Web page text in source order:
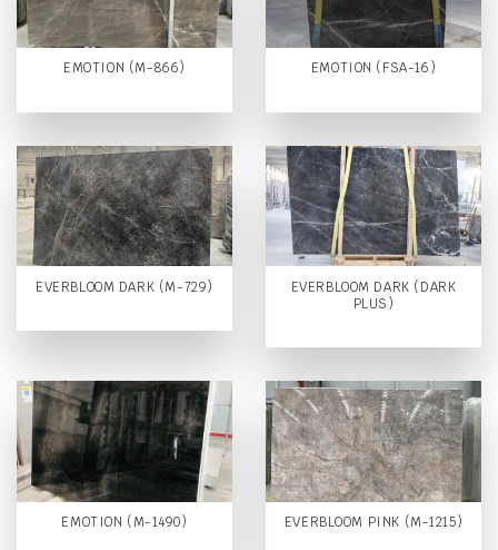
EMOTION (FSA-16)
EMOTION (M-866)
EVERBLOOM DARK (DARK
PLUS)
EVERBLOOM DARK (M-729)
EVERBLOOM PINK (M-1215)
EMOTION (M-1490)